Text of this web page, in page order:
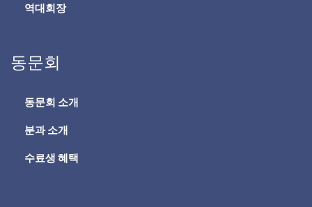
역대회장
동문회
동문회 소개
분과 소개
수료생 혜택